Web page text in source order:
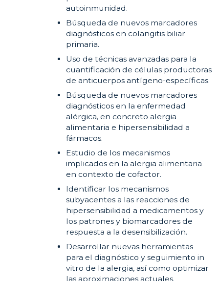
autoinmunidad.
Búsqueda de nuevos marcadores
diagnósticos en colangitis biliar
primaria.
Uso de técnicas avanzadas para la
cuantificación de células productoras
de anticuerpos antígeno-específicas.
Búsqueda de nuevos marcadores
diagnósticos en la enfermedad
alérgica, en concreto alergia
alimentaria e hipersensibilidad a
fármacos.
Estudio de los mecanismos
implicados en la alergia alimentaria
en contexto de cofactor.
Identificar los mecanismos
subyacentes a las reacciones de
hipersensibilidad a medicamentos y
los patrones y biomarcadores de
respuesta a la desensibilización.
Desarrollar nuevas herramientas
para el diagnóstico y seguimiento in
vitro de la alergia, así como optimizar
las aproximaciones actuales.